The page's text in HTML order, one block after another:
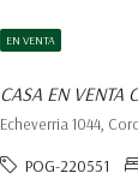
EN VENTA
CASA EN VENTA
Echeverria 1044,
POG-220551